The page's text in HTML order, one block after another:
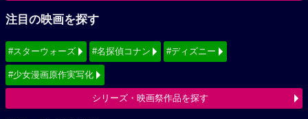
注目の映画を探す
#スターウォーズ #名探偵コナン #ディズニー
#少女漫画原作実写化
シリーズ・映画祭作品を探す